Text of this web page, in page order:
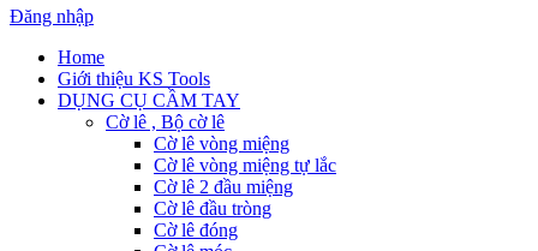
Đăng nhập
Home
Giới thiệu KS Tools
DỤNG CỤ CẦM TAY
Cờ lê , Bộ cờ lê
Cờ lê vòng miệng
Cờ lê vòng miệng tự lắc
Cờ lê 2 đầu miệng
Cờ lê đầu tròng
Cờ lê đóng